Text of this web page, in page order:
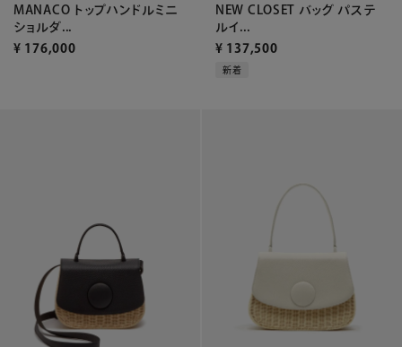
MANACO トップハンドルミニ
ショルダ...
¥ 176,000
NEW CLOSET バッグ パステ
ルイ...
¥ 137,500
新着